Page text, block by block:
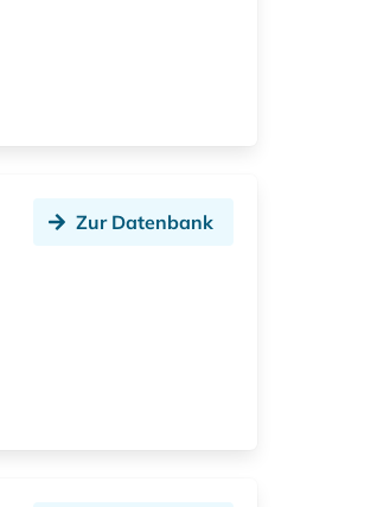
Zur Datenbank